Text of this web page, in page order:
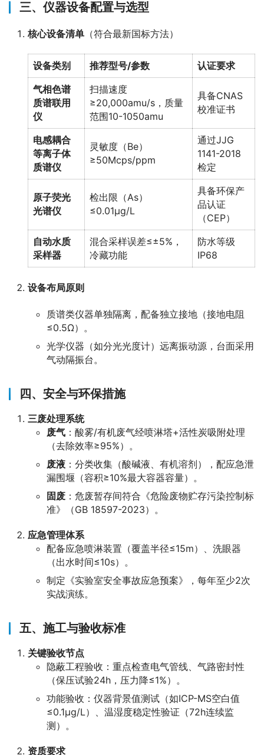
三、仪器设备配置与选型
核心设备清单 （符合最新国标方法）
设备类别 推荐型号/参数
认证要求
气相色谱
质谱联用
仪
扫描速度
≥20,000amu/s，质量
范围10-1050amu
具备CNAS
校准证书
电感耦合
等离子体
质谱仪
灵敏度（Be）
≥50Mcps/ppm
通过JJG
1141-2018
检定
原子荧光
光谱仪
检出限（As）
≤0.01μg/L
具备环保产
品认证
（CEP）
自动水质
采样器
混合采样误差≤±5%，
冷藏功能
防水等级
IP68
设备布局原则
质谱类仪器单独隔离，配备独立接地（接地电阻
≤0.5Ω）。
光学仪器（如分光光度计）远离振动源，台面采用
气动隔振台。
四、安全与环保措施
三废处理系统
废气 ：酸雾/有机废气经喷淋塔+活性炭吸附处理
（去除效率≥95%）。
废液 ：分类收集（酸碱液、有机溶剂），配应急泄
漏围堰（容积≥10%最大容器容量）。
固废 ：危废暂存间符合《危险废物贮存污染控制标
准》（GB 18597-2023）。
应急管理体系
配备应急喷淋装置（覆盖半径≤15m）、洗眼器
（出水时间≤10s）。
制定《实验室安全事故应急预案》，每年至少2次
实战演练。
五、施工与验收标准
关键验收节点
隐蔽工程验收：重点检查电气管线、气路密封性
（保压试验24h，压力降≤1%）。
功能验收：仪器背景值测试（如ICP-MS空白值
≤0.1μg/L）、温湿度稳定性验证（72h连续监
测）。
资质要求